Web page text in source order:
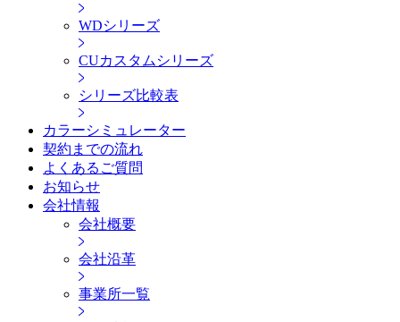
WDシリーズ
CUカスタムシリーズ
シリーズ比較表
カラーシミュレーター
契約までの流れ
よくあるご質問
お知らせ
会社情報
会社概要
会社沿革
事業所一覧